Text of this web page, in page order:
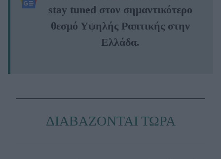
stay tuned στον σημαντικότερο
θεσμό Υψηλής Ραπτικής στην
Ελλάδα.
ΔΙΑΒΑΖΟΝΤΑΙ ΤΩΡΑ